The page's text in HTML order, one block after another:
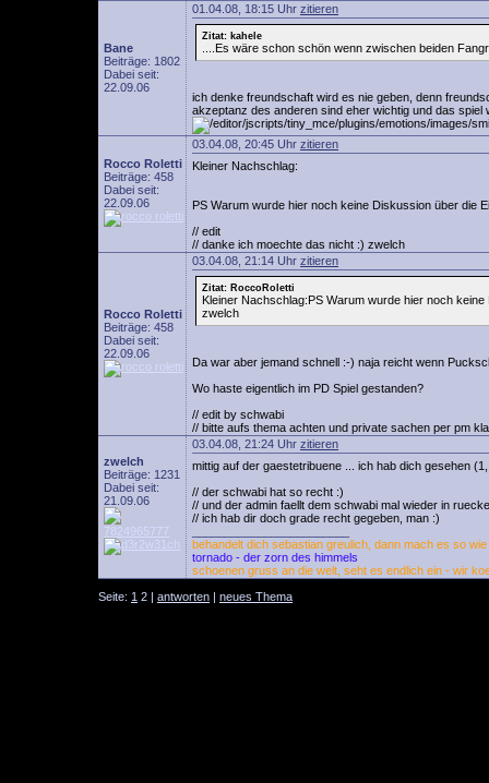
Bane
Beiträge: 1802
Dabei seit:
22.09.06
01.04.08, 18:15 Uhr zitieren
Zitat: kahele
....Es wäre schon schön wenn zwischen beiden
ich denke freundschaft wird es nie geben, denn
akzeptanz des anderen sind eher wichtig und das
Rocco Roletti
Beiträge: 458
Dabei seit:
22.09.06
03.04.08, 20:45 Uhr zitieren
Kleiner Nachschlag:
PS Warum wurde hier noch keine Diskussion über die
// edit
// danke ich moechte das nicht :) zwelch
Rocco Roletti
Beiträge: 458
Dabei seit:
22.09.06
03.04.08, 21:14 Uhr zitieren
Zitat: RoccoRoletti
Kleiner Nachschlag:PS Warum wurde hier noch
zwelch
Da war aber jemand schnell :-) naja reicht wenn
Wo haste eigentlich im PD Spiel gestanden?
// edit by schwabi
// bitte aufs thema achten und private sachen per pm
zwelch
Beiträge: 1231
Dabei seit:
21.09.06
03.04.08, 21:24 Uhr zitieren
mittig auf der gaestetribuene ... ich hab dich gesehen
// der schwabi hat so recht :)
// und der admin faellt dem schwabi mal wieder in
// ich hab dir doch grade recht gegeben, man :)
behandelt dich sebastian greulich, dann mach es so
tornado - der zorn des himmels
schoenen gruss an die welt, seht es endlich ein - wir
Seite: 1 2 | antworten | neues Thema